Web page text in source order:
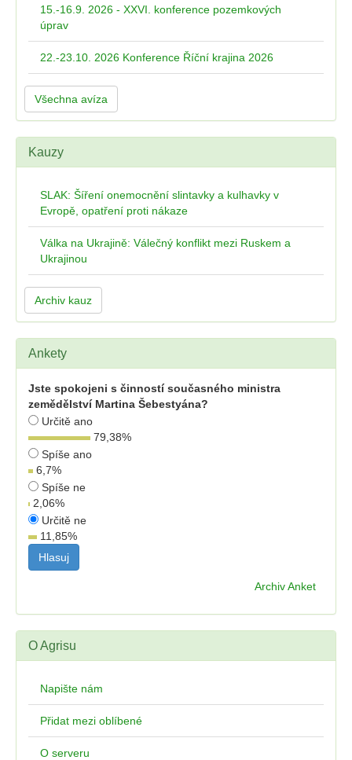
15.-16.9. 2026 - XXVI. konference pozemkových
úprav
22.-23.10. 2026 Konference Říční krajina 2026
Všechna avíza
Kauzy
SLAK: Šíření onemocnění slintavky a kulhavky v
Evropě, opatření proti nákaze
Válka na Ukrajině: Válečný konflikt mezi Ruskem a
Ukrajinou
Archiv kauz
Ankety
Jste spokojeni s činností současného ministra
zemědělství Martina Šebestyána?
Určitě ano
79,38%
Spíše ano
6,7%
Spíše ne
2,06%
Určitě ne
11,85%
Archiv Anket
O Agrisu
Napište nám
Přidat mezi oblíbené
O serveru